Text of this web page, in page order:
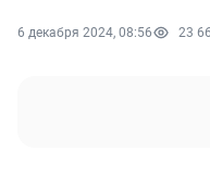
6 декабря 2024, 08:56 23